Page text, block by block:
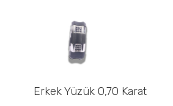
Erkek Yüzük 0,70 Karat